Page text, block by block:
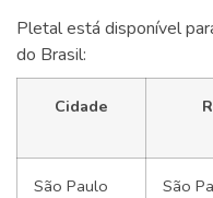
Pletal está disponível
do Brasil:
Cidade
São Paulo São